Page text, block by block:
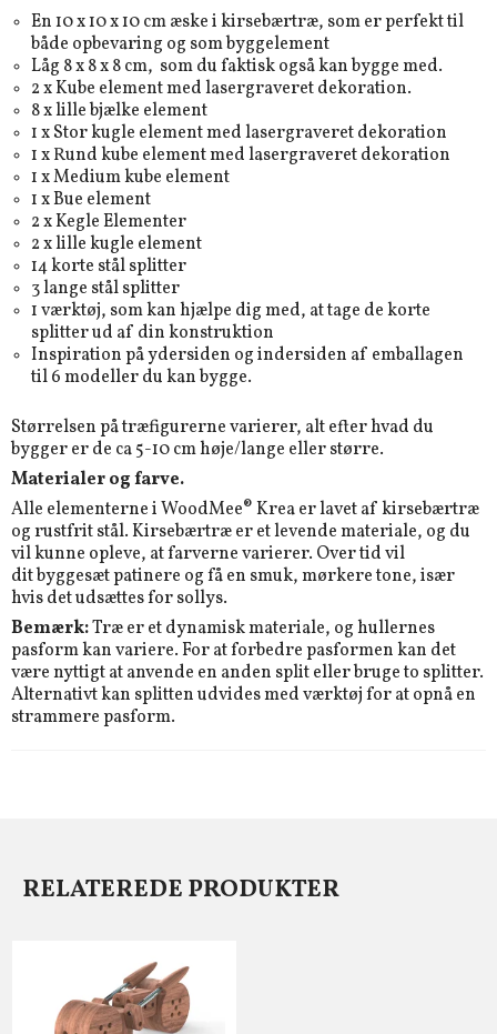
En 10 x 10 x 10 cm æske i kirsebærtræ, som er perfekt til
både opbevaring og som byggelement
Låg 8 x 8 x 8 cm, som du faktisk også kan bygge med.
2 x Kube element med lasergraveret dekoration.
8 x lille bjælke element
1 x Stor kugle element med lasergraveret dekoration
1 x Rund kube element med lasergraveret dekoration
1 x Medium kube element
1 x Bue element
2 x Kegle Elementer
2 x lille kugle element
14 korte stål splitter
3 lange stål splitter
1 værktøj, som kan hjælpe dig med, at tage de korte
splitter ud af din konstruktion
Inspirationpå ydersiden og indersiden af emballagen
til 6 modeller du kan bygge.
Størrelsen på træfigurerne varierer, alt efter hvad du
bygger er de ca 5-10 cm høje/lange eller større.
Materialer og farve.
Alle elementerne i WoodMee® Krea er lavet af kirsebærtræ
og rustfrit stål. Kirsebærtræ er et levende materiale, og du
vil kunne opleve, at farverne varierer. Over tid vil
dit byggesæt patinere og få en smuk, mørkere tone, især
hvis det udsættes for sollys.
Bemærk:Træ er et dynamisk materiale, og hullernes
pasform kan variere. For at forbedre pasformen kan det
være nyttigt at anvende en anden split eller bruge to splitter.
Alternativt kan splitten udvides med værktøj for at opnå en
strammere pasform.
RELATEREDE PRODUKTER